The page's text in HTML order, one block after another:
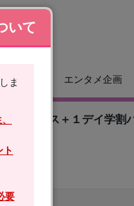
道 エンタメ企画
夜行バス＋１デイ学割
いて
ま
ト
要